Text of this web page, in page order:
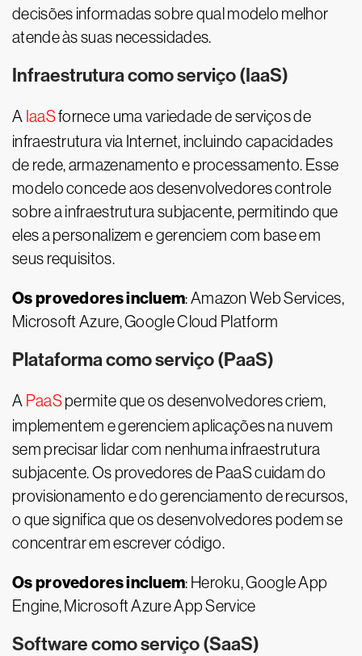
decisões informadas sobre qual modelo melhor
atende às suas necessidades.
Infraestrutura como serviço (IaaS)
A IaaSfornece uma variedade de serviços de
infraestrutura via Internet, incluindo capacidades
de rede, armazenamento e processamento. Esse
modelo concede aos desenvolvedores controle
sobre a infraestrutura subjacente, permitindo que
eles a personalizem e gerenciem com base em
seus requisitos.
Os provedores incluem: Amazon Web Services,
Microsoft Azure, Google Cloud Platform
Plataforma como serviço (PaaS)
A PaaSpermite que os desenvolvedores criem,
implementem e gerenciem aplicações na nuvem
sem precisar lidar com nenhuma infraestrutura
subjacente. Os provedores de PaaS cuidam do
provisionamento e do gerenciamento de recursos,
o que significa que os desenvolvedores podem se
concentrar em escrever código.
Os provedores incluem: Heroku, Google App
Engine, Microsoft Azure App Service
Software como serviço (SaaS)